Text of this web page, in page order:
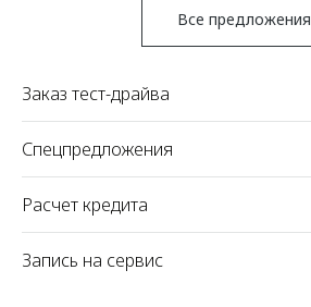
Все предложения
Заказ тест-драйва
Спецпредложения
Расчет кредита
Запись на сервис